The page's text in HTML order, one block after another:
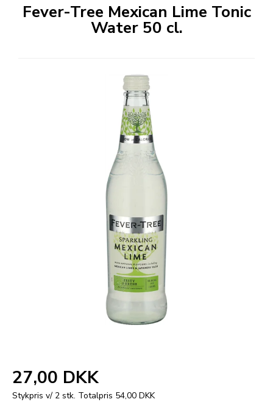
Fever-Tree Mexican Lime Tonic
Water 50 cl.
27,00 DKK
Stykpris v/ 2 stk. Totalpris 54,00 DKK